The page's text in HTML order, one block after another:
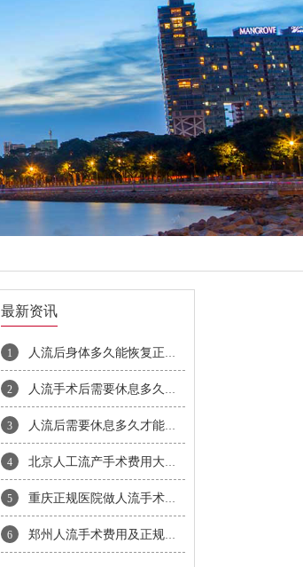
最新资讯
1 人流后身体多久能恢复正常需要注意哪些事项
2 人流手术后需要休息多久才能上班
3 人流后需要休息多久才能恢复
4 北京人工流产手术费用大概多少钱
5 重庆正规医院做人流手术价格是多少
6 郑州人流手术费用及正规医院推荐指南